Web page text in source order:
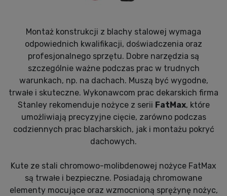
Montaż konstrukcji z blachy stalowej wymaga
odpowiednich kwalifikacji, doświadczenia oraz
profesjonalnego sprzętu. Dobre narzędzia są
szczególnie ważne podczas prac w trudnych
warunkach, np. na dachach. Muszą być wygodne,
trwałe i skuteczne. Wykonawcom prac dekarskich firma
Stanley rekomenduje nożyce z serii FatMax, które
umożliwiają precyzyjne cięcie, zarówno podczas
codziennych prac blacharskich, jak i montażu pokryć
dachowych.
Kute ze stali chromowo-molibdenowej nożyce FatMax
są trwałe i bezpieczne. Posiadają chromowane
elementy mocujące oraz wzmocnioną sprężynę nożyc,